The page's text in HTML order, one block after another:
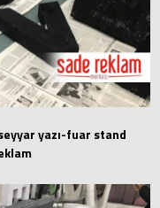
yazı-fuar stand